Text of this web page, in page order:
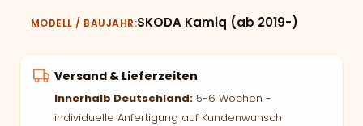
MODELL / BAUJAHR SKODA Kamiq (ab 2019-)
Versand & Lieferzeiten
Innerhalb Deutschland: 5-6 Wochen -
individuelle Anfertigung auf Kundenwunsch